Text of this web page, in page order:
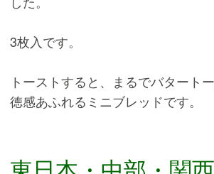
3枚入です。
トーストすると、まるでバタート
徳感あふれるミニブレッドです。